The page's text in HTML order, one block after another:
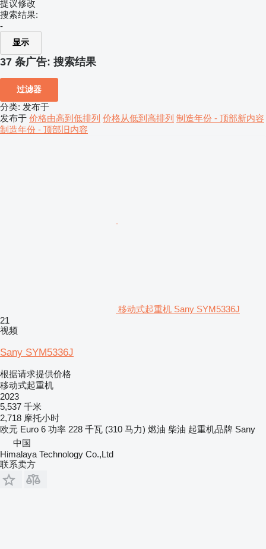
提议修改
搜索结果:
-
显示
37 条广告: 搜索结果
过滤器
分类: 发布于
发布于 价格由高到低排列 价格从低到高排列 制造年份 - 顶部新内容
制造年份 - 顶部旧内容
移动式起重机 Sany SYM5336J
21
视频
Sany SYM5336J
根据请求提供价格
移动式起重机
2023
5,537 千米
2,718 摩托小时
欧元 Euro 6 功率 228 千瓦 (310 马力) 燃油 柴油 起重机品牌 Sany
中国
Himalaya Technology Co.,Ltd
联系卖方